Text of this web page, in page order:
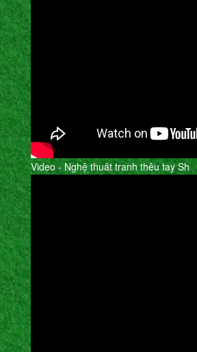
Video - Nghệ thuât tranh thêu tay Sh